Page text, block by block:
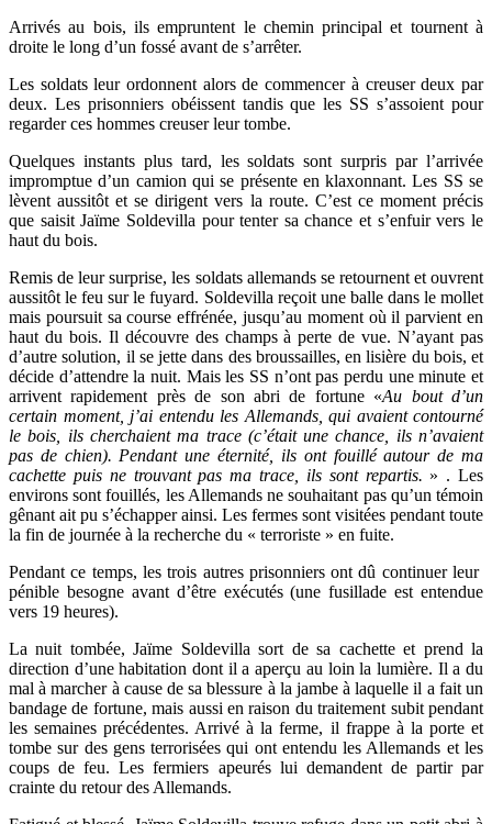
Arrivés au bois, ils empruntent le chemin principal et tournent à
droite le long d’un fossé avant de s’arrêter.
Les soldats leur ordonnent alors de commencer à creuser deux par
deux. Les prisonniers obéissent tandis que les SS s’assoient pour
regarder ces hommes creuser leur tombe.
Quelques instants plus tard, les soldats sont surpris par l’arrivée
impromptue d’un camion qui se présente en klaxonnant. Les SS se
lèvent aussitôt et se dirigent vers la route. C’est ce moment précis
que saisit Jaïme Soldevilla pour tenter sa chance et s’enfuir vers le
haut du bois.
Remis de leur surprise, les soldats allemands se retournent et ouvrent
aussitôt le feu sur le fuyard. Soldevilla reçoit une balle dans le mollet
mais poursuit sa course effrénée, jusqu’au moment où il parvient en
haut du bois. Il découvre des champs à perte de vue. N’ayant pas
d’autre solution, il se jette dans des broussailles, en lisière du bois, et
décide d’attendre la nuit. Mais les SS n’ont pas perdu une minute et
arrivent rapidement près de son abri de fortune «Au bout d’un
certain moment, j’ai entendu les Allemands, qui avaient contourné
le bois, ils cherchaient ma trace (c’était une chance, ils n’avaient
pas de chien). Pendant une éternité, ils ont fouillé autour de ma
cachette puis ne trouvant pas ma trace, ils sont repartis. » . Les
environs sont fouillés, les Allemands ne souhaitant pas qu’un témoin
gênant ait pu s’échapper ainsi. Les fermes sont visitées pendant toute
la fin de journée à la recherche du « terroriste » en fuite.
Pendant ce temps, les trois autres prisonniers ont dû continuer leur
pénible besogne avant d’être exécutés (une fusillade est entendue
vers 19 heures).
La nuit tombée, Jaïme Soldevilla sort de sa cachette et prend la
direction d’une habitation dont il a aperçu au loin la lumière. Il a du
mal à marcher à cause de sa blessure à la jambe à laquelle il a fait un
bandage de fortune, mais aussi en raison du traitement subit pendant
les semaines précédentes. Arrivé à la ferme, il frappe à la porte et
tombe sur des gens terrorisées qui ont entendu les Allemands et les
coups de feu. Les fermiers apeurés lui demandent de partir par
crainte du retour des Allemands.